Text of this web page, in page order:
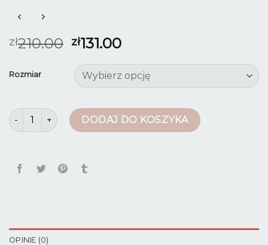
zł210.00 zł131.00
Rozmiar
ilość spodnie beżowe damskie
DODAJ DO KOSZYKA
OPINIE (0)